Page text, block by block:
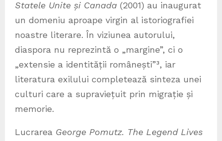
Statele Unite și Canada (2001) au inaugurat
un domeniu aproape virgin al istoriografiei
noastre literare. În viziunea autorului,
diaspora nu reprezintă o „margine”, ci o
„extensie a identității românești”³, iar
literatura exilului completează sinteza unei
culturi care a supraviețuit prin migrație și
memorie.
Lucrarea George Pomutz. The Legend Lives